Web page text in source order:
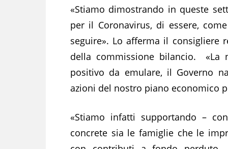
«Stiamo dimostrando in queste
per il Coronavirus, di essere,
seguire». Lo afferma il consigliere
della commissione bilancio. «La
positivo da emulare, il Governo
azioni del nostro piano economico
«Stiamo infatti supportando –
concrete sia le famiglie che le